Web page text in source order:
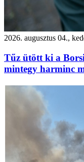
2026. augusztus 04.,
Tűz ütött ki a
mintegy harminc